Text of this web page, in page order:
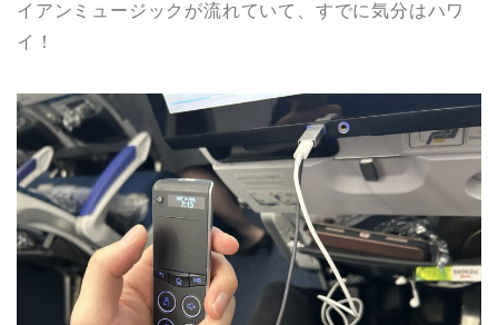
イアンミュージックが流れていて、すでに気分はハワ
イ！